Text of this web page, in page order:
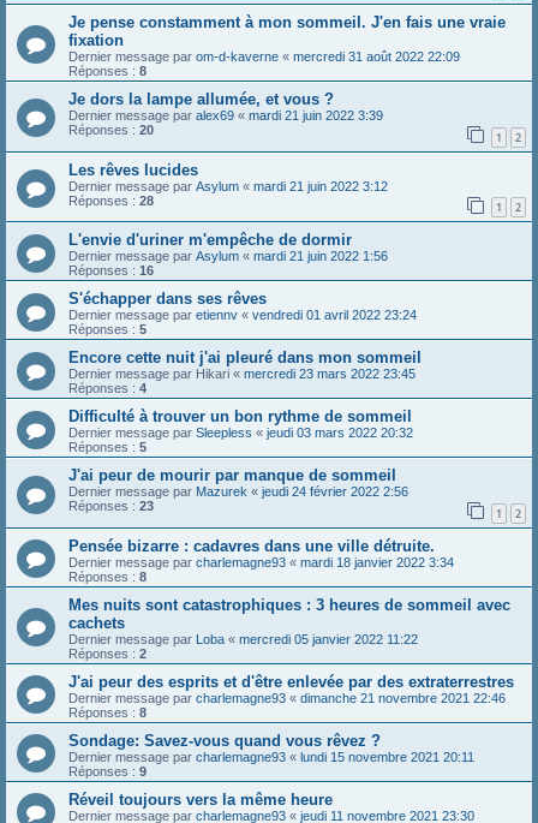
Je pense constamment à mon sommeil. J'en fais une vraie
fixation
Dernier message par om-d-kaverne « mercredi 31 août 2022 22:09
Réponses : 8
Je dors la lampe allumée, et vous ?
Dernier message par alex69 « mardi 21 juin 2022 3:39
Réponses : 20 1 2
Les rêves lucides
Dernier message par Asylum « mardi 21 juin 2022 3:12
Réponses : 28 1 2
L'envie d'uriner m'empêche de dormir
Dernier message par Asylum « mardi 21 juin 2022 1:56
Réponses : 16
S'échapper dans ses rêves
Dernier message par etiennv « vendredi 01 avril 2022 23:24
Réponses : 5
Encore cette nuit j'ai pleuré dans mon sommeil
Dernier message par Hikari « mercredi 23 mars 2022 23:45
Réponses : 4
Difficulté à trouver un bon rythme de sommeil
Dernier message par Sleepless « jeudi 03 mars 2022 20:32
Réponses : 5
J'ai peur de mourir par manque de sommeil
Dernier message par Mazurek « jeudi 24 février 2022 2:56
Réponses : 23 1 2
Pensée bizarre : cadavres dans une ville détruite.
Dernier message par charlemagne93 « mardi 18 janvier 2022 3:34
Réponses : 8
Mes nuits sont catastrophiques : 3 heures de sommeil avec
cachets
Dernier message par Loba « mercredi 05 janvier 2022 11:22
Réponses : 2
J'ai peur des esprits et d'être enlevée par des extraterrestres
Dernier message par charlemagne93 « dimanche 21 novembre 2021 22:46
Réponses : 8
Sondage: Savez-vous quand vous rêvez ?
Dernier message par charlemagne93 « lundi 15 novembre 2021 20:11
Réponses : 9
Réveil toujours vers la même heure
Dernier message par charlemagne93 « jeudi 11 novembre 2021 23:30